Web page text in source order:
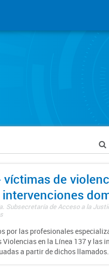
víctimas de
Subsecretaría de Acceso a la
por las profesionales
en la Línea 137 y las
a partir de dichos llamados.